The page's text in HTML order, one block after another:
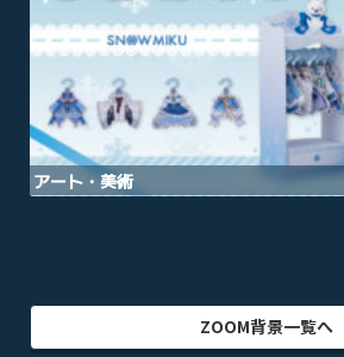
アート・美術
グラフィック
ZOOM背景一覧へ